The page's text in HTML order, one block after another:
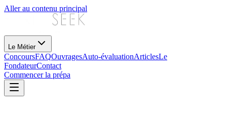
Aller au contenu principal
Le Métier
ConcoursFAQOuvragesAuto-évaluationArticlesLe
FondateurContact
Commencer la prépa